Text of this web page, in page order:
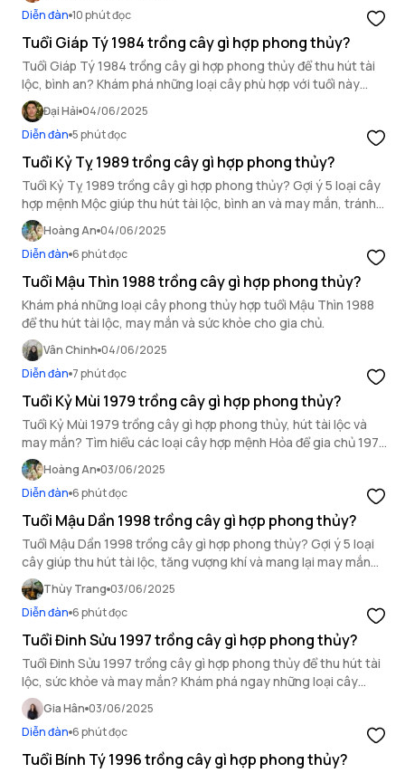
Diễn đàn 10 phút đọc
Tuổi Giáp Tý 1984 trồng cây gì hợp phong thủy?
Tuổi Giáp Tý 1984 trồng cây gì hợp phong thủy để thu hút tài
lộc, bình an? Khám phá những loại cây phù hợp với tuổi này
trong bài viết sau đây.
Đại Hải 04/06/2025
Diễn đàn 5 phút đọc
Tuổi Kỷ Tỵ 1989 trồng cây gì hợp phong thủy?
Tuổi Kỷ Tỵ 1989 trồng cây gì hợp phong thủy? Gợi ý 5 loại cây
hợp mệnh Mộc giúp thu hút tài lộc, bình an và may mắn, tránh
những cây khắc mệnh gây xui xẻo.
Hoàng An 04/06/2025
Diễn đàn 6 phút đọc
Tuổi Mậu Thìn 1988 trồng cây gì hợp phong thủy?
Khám phá những loại cây phong thủy hợp tuổi Mậu Thìn 1988
để thu hút tài lộc, may mắn và sức khỏe cho gia chủ.
Vân Chinh 04/06/2025
Diễn đàn 7 phút đọc
Tuổi Kỷ Mùi 1979 trồng cây gì hợp phong thủy?
Tuổi Kỷ Mùi 1979 trồng cây gì hợp phong thủy, hút tài lộc và
may mắn? Tìm hiểu các loại cây hợp mệnh Hỏa để gia chủ 1979
kích hoạt năng lượng tích cực cho mình.
Hoàng An 03/06/2025
Diễn đàn 6 phút đọc
Tuổi Mậu Dần 1998 trồng cây gì hợp phong thủy?
Tuổi Mậu Dần 1998 trồng cây gì hợp phong thủy? Gợi ý 5 loại
cây giúp thu hút tài lộc, tăng vượng khí và mang lại may mắn
cho người mệnh Thổ.
Thùy Trang 03/06/2025
Diễn đàn 6 phút đọc
Tuổi Đinh Sửu 1997 trồng cây gì hợp phong thủy?
Tuổi Đinh Sửu 1997 trồng cây gì hợp phong thủy để thu hút tài
lộc, sức khỏe và may mắn? Khám phá ngay những loại cây
mang lại vượng khí cho gia chủ sinh năm 1997.
Gia Hân 03/06/2025
Diễn đàn 6 phút đọc
Tuổi Bính Tý 1996 trồng cây gì hợp phong thủy?